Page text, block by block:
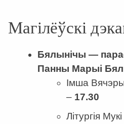
Магілёўскі
Бялынічы —
Панны Марыі
Імша
– 17.30
Літургія